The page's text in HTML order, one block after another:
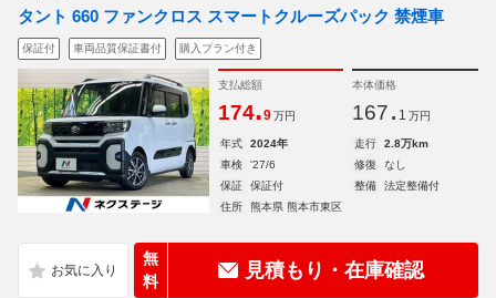
タント 660 ファンクロス スマートクルーズパック 禁煙車
保証付 車両品質保証書付 購入プラン付き
支払総額
174.9 万円
本体価格
167. 1 万円
年式 2024年 走行
2.8万km
車検
'27/6 修復
なし
保証
保証付 整備
法定整備付
住所
熊本県 熊本市東区
無
料
見積もり・在庫確認